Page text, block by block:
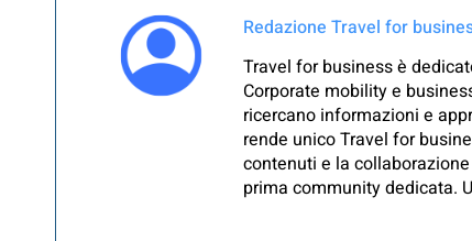
Redazione Travel for
Travel for business è
Corporate mobility e
ricercano informazioni e
rende unico Travel for
contenuti e la
prima community dedicata.